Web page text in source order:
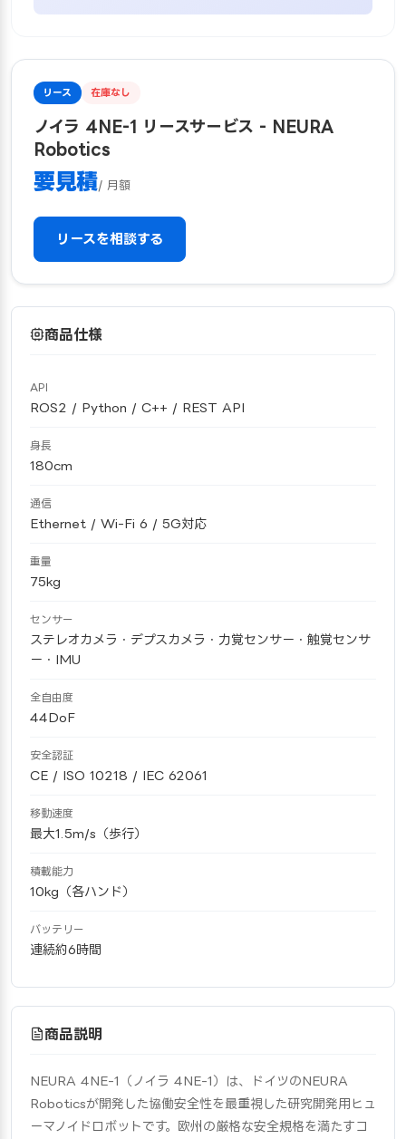
リース 在庫なし
ノイラ 4NE-1 リースサービス - NEURA
Robotics
要見積/ 月額
リースを相談する
商品仕様
API
ROS2 / Python / C++ / REST API
身長
180cm
通信
Ethernet / Wi-Fi 6 / 5G対応
重量
75kg
センサー
ステレオカメラ・デプスカメラ・力覚センサー・触覚センサ
ー・IMU
全自由度
44DoF
安全認証
CE / ISO 10218 / IEC 62061
移動速度
最大1.5m/s（歩行）
積載能力
10kg（各ハンド）
バッテリー
連続約6時間
商品説明
NEURA 4NE-1（ノイラ 4NE-1）は、ドイツのNEURA
Roboticsが開発した協働安全性を最重視した研究開発用ヒュ
ーマノイドロボットです。欧州の厳格な安全規格を満たすコ